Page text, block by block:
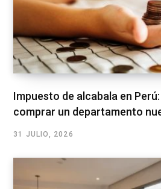
Impuesto de alcabala en
comprar un departamento
31 JULIO, 2026